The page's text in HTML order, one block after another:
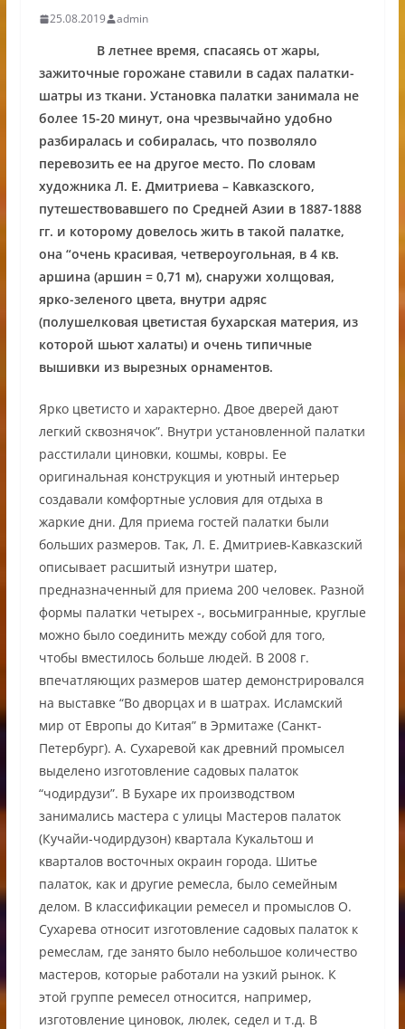
25.08.2019 admin
В летнее время, спасаясь от жары,
зажиточные горожане ставили в садах палатки-
шатры из ткани. Установка палатки занимала не
более 15-20 минут, она чрезвычайно удобно
разбиралась и собиралась, что позволяло
перевозить ее на другое место. По словам
художника Л. Е. Дмитриева – Кавказского,
путешествовавшего по Средней Азии в 1887-1888
гг. и которому довелось жить в такой палатке,
она “очень красивая, четвероугольная, в 4 кв.
аршина (аршин = 0,71 м), снаружи холщовая,
ярко-зеленого цвета, внутри адряс
(полушелковая цветистая бухарская материя, из
которой шьют халаты) и очень типичные
вышивки из вырезных орнаментов.
Ярко цветисто и характерно. Двое дверей дают
легкий сквознячок”. Внутри установленной палатки
расстилали циновки, кошмы, ковры. Ее
оригинальная конструкция и уютный интерьер
создавали комфортные условия для отдыха в
жаркие дни. Для приема гостей палатки были
больших размеров. Так, Л. Е. Дмитриев-Кавказский
описывает расшитый изнутри шатер,
предназначенный для приема 200 человек. Разной
формы палатки четырех -, восьмигранные, круглые
можно было соединить между собой для того,
чтобы вместилось больше людей. В 2008 г.
впечатляющих размеров шатер демонстрировался
на выставке “Во дворцах и в шатрах. Исламский
мир от Европы до Китая” в Эрмитаже (Санкт-
Петербург). А. Сухаревой как древний промысел
выделено изготовление садовых палаток
“чодирдузи”. В Бухаре их производством
занимались мастера с улицы Мастеров палаток
(Кучайи-чодирдузон) квартала Кукальтош и
кварталов восточных окраин города. Шитье
палаток, как и другие ремесла, было семейным
делом. В классификации ремесел и промыслов О.
Сухарева относит изготовление садовых палаток к
ремеслам, где занято было небольшое количество
мастеров, которые работали на узкий рынок. К
этой группе ремесел относится, например,
изготовление циновок, люлек, седел и т.д. В